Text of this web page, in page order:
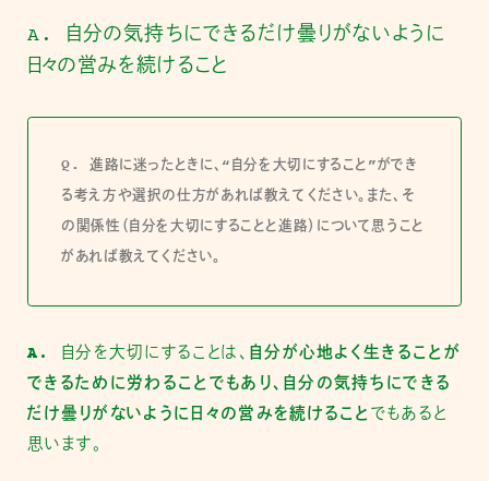
A. 自分の気持ちにできるだけ曇りがないように
日々の営みを続けること
Q. 進路に迷ったときに、“自分を大切にすること”ができ
る考え方や選択の仕方があれば教えてください。また、そ
の関係性（自分を大切にすることと進路）について思うこと
があれば教えてください。
A. 自分を大切にすることは、 自分が心地よく生きることが
できるために労わることでもあり、自分の気持ちにできる
だけ曇りがないように日々の営みを続けることでもあると
思います。